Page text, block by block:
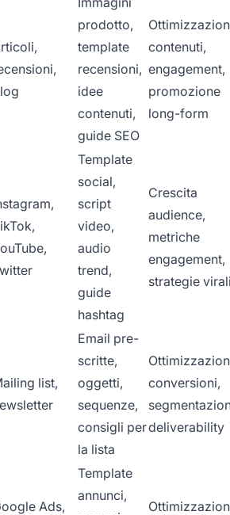
prodotto,
template
recensioni,
idee
contenuti,
guide SEO
contenuti,
engagement,
promozione
long-form
Template
social,
script
video,
audio
trend,
guide
hashtag
Crescita
audience,
metriche
engagement,
strategie
list,
Email pre-
scritte,
oggetti,
sequenze,
consigli per
la lista
conversioni,
deliverability
Ads,
Template
annunci,